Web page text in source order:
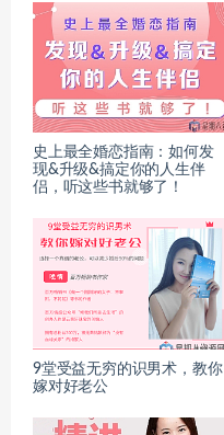
史上最全婚恋指南：如何发
现&升级&搞定你的人生伴
侣，听这些书就够了！
9堂受益无穷的识男术，教你
嫁对好老公